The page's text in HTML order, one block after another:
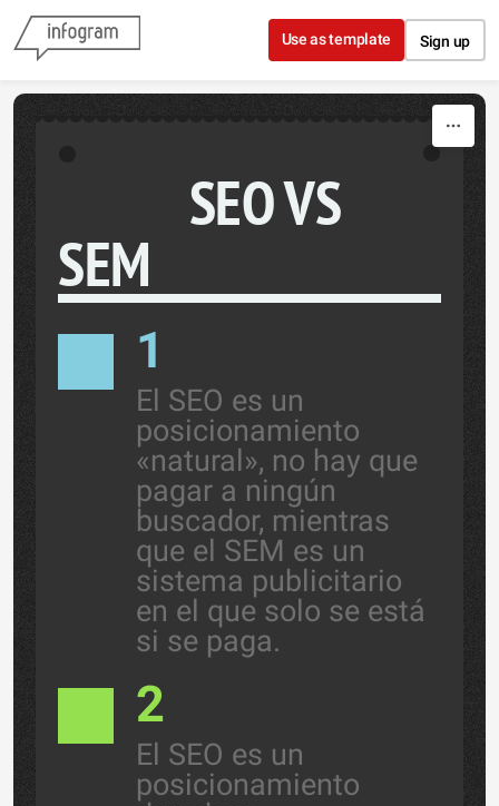
Skip to content
Use as template Sign up
SEO VS
SEM
1
El SEO es un
posicionamiento
«natural», no hay que
pagar a ningún
buscador, mientras
que el SEM es un
sistema publicitario
en el que solo se está
si se paga.
2
El SEO es un
posicionamiento